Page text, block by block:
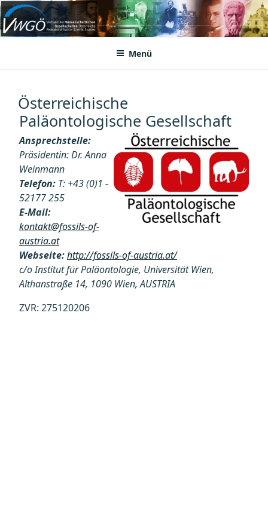
Zum
Inhalt
springenVWGÖ
Federation of Austrian Scientific Societies
Menü
Österreichische
Paläontologische Gesellschaft
Ansprechstelle:
Präsidentin: Dr. Anna
Weinmann
Telefon: T: +43 (0)1 -
52177 255
E-Mail:
kontakt@fossils-of-
austria.at
Webseite:http://fossils-of-austria.at/
c/o Institut für Paläontologie, Universität Wien,
Althanstraße 14, 1090 Wien, AUSTRIA
ZVR: 275120206